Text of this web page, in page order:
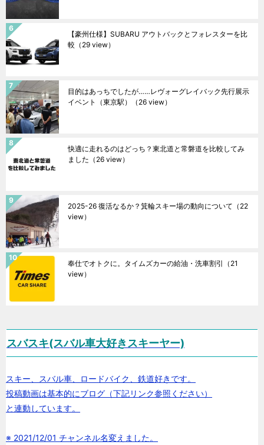
【豪州仕様】SUBARU アウトバックとフォレスターを比
較 （29 view）
目的はあっちでしたが……レヴォーグレイバック先行展示
イベント（東京駅）
（26 view）
快適に走れるのはどっち？東北道と常磐道を比較してみ
ました （26 view）
2025-26 復活なるか？箕輪スキー場の動向について （22
view）
奉仕でオトクに。タイムズカーの給油・洗車割引 （21
view）
スバスキ(スバル車大好きスキーヤー)
スキー、スバル車、ロードバイク、鉄道好きです。
投稿動画は基本的にブログ（下記リンク参照ください）
と連動しています。
※ 2021/12/01 チャンネル名変えました。